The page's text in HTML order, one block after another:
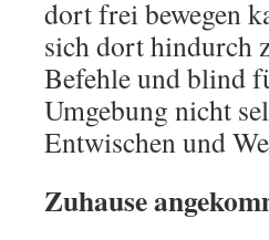
dort frei bewegen
sich dort hindurch
Befehle und blind
Umgebung nicht
Entwischen und
Zuhause